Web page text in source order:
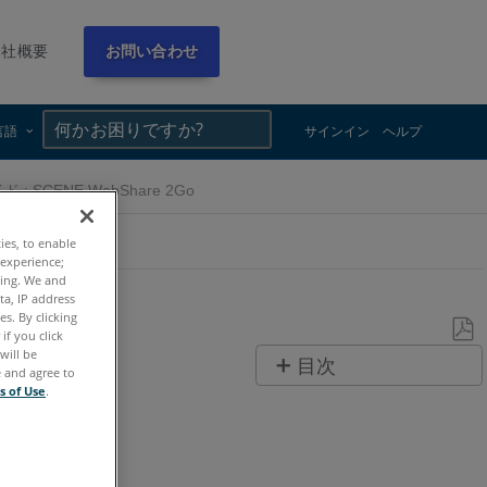
概要 お問い合わせ
語 サインイン ヘルプ
: SCENE WebShare 2Go
と
目次
to enable
We and
IP address
By clicking
if you click
be
and agree to
of Use.